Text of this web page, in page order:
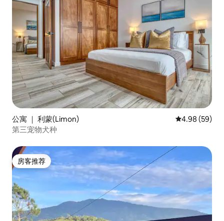
公寓 ｜ 利蒙(Limon) 平均评分 4.98
4.98 (59)
第三宠物犬种
房客推荐
房客推荐